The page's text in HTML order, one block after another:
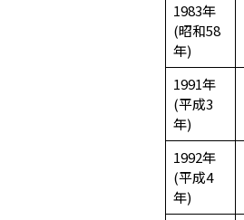
1983年
(昭和58
年)
1991年
(平成3
年)
1992年
(平成4
年)